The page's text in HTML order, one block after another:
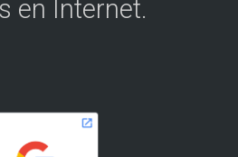
en Internet.